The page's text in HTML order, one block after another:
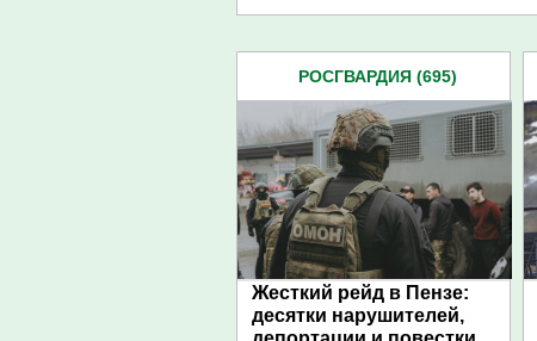
РОСГВАРДИЯ (695)
Жесткий рейд в Пензе:
десятки нарушителей,